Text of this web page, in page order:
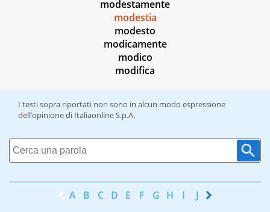
modestamente
modestia
modesto
modicamente
modico
modifica
I testi sopra riportati non sono in alcun modo espressione
dell’opinione di Italiaonline S.p.A.
A B C D E F G H I J K